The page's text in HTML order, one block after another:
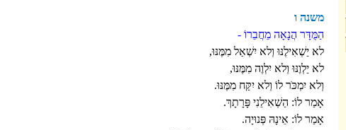
משנה ו
הַמֻּדָּר הֲנָאָה מֵחֲבֵרוֹ -
לא יַשְׁאִילֶנּוּ וְלא יִשְׁאַל מִמֶּנּוּ,
לא יַלְוֶנּוּ וְלא יִלְוֶה מִמֶּנּוּ,
וְלא יִמְכֹּר לוֹ וְלא יִקַּח מִמֶּנּוּ.
אָמַר לוֹ: הַשְׁאִילֵנִי פָּרָתָךְ.
אָמַר לוֹ: אֵינָהּ פְּנוּיָה.